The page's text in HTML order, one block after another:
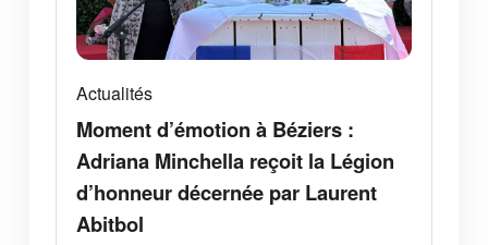
Actualités
Moment d’émotion à Béziers :
Adriana Minchella reçoit la Légion
d’honneur décernée par Laurent
Abitbol